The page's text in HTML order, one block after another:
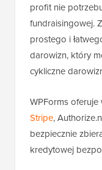
profit nie
fundraisingowej.
prostego i
darowizn, który
cykliczne
WPForms oferuje
Stripe,
bezpiecznie
kredytowej